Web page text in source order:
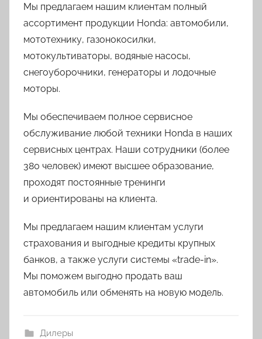
Мы предлагаем нашим клиентам полный
ассортимент продукции Honda: автомобили,
мототехнику, газонокосилки,
мотокультиваторы, водяные насосы,
снегоуборочники, генераторы и лодочные
моторы.
Мы обеспечиваем полное сервисное
обслуживание любой техники Honda в наших
сервисных центрах. Наши сотрудники (более
380 человек) имеют высшее образование,
проходят постоянные тренинги
и ориентированы на клиента.
Мы предлагаем нашим клиентам услуги
страхования и выгодные кредиты крупных
банков, а также услуги системы «trade-in».
Мы поможем выгодно продать ваш
автомобиль или обменять на новую модель.
Дилеры